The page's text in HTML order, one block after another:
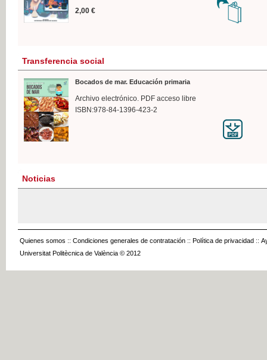
2,00 €
Transferencia social
Bocados de mar. Educación primaria
Archivo electrónico. PDF acceso libre
ISBN:978-84-1396-423-2
Noticias
Quienes somos :: Condiciones generales de contratación :: Política de privacidad ::
Universitat Politècnica de València © 2012